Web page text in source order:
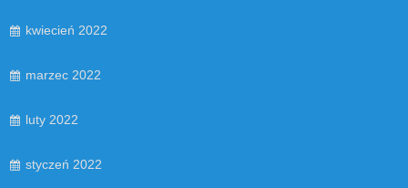
kwiecień 2022
marzec 2022
luty 2022
styczeń 2022